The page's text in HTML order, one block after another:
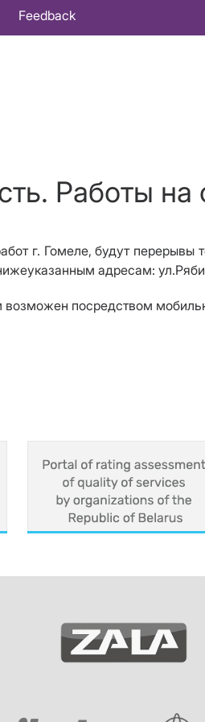
Feedback
Работы на
г. Гомеле, будут перерывы
адресам:
посредством